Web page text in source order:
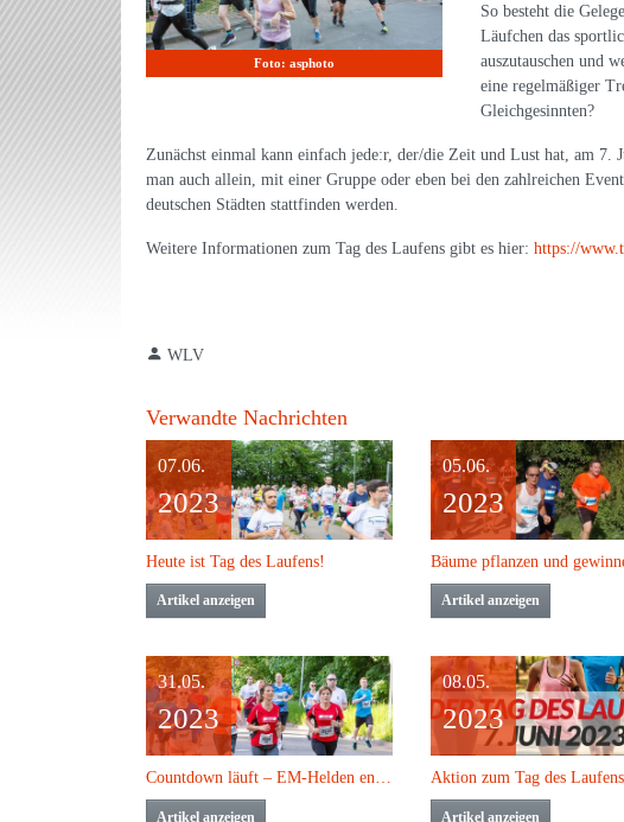
Foto: asphoto
So besteht die
Läufchen das
auszutauschen und
eine regelmäßiger
Gleichgesinnten?
Zunächst einmal kann einfach jede:r, der/die Zeit und Lust hat, am 7.
man auch allein, mit einer Gruppe oder eben bei den zahlreichen
deutschen Städten stattfinden werden.
Weitere Informationen zum Tag des Laufens gibt es hier: https://
WLV
Verwandte Nachrichten
07.06.
2023
Heute ist Tag des Laufens!
Artikel anzeigen
05.06.
2023
Artikel anzeigen
31.05.
2023
Countdown läuft – EM-Helden engagieren sich beim „Tag des Laufens“
Artikel anzeigen
08.05.
2023
Artikel anzeigen